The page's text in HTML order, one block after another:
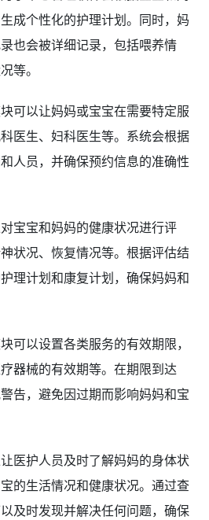
成个性化的护理计划。同时，妈
也会被详细记录，包括喂养情
等。
可以让妈妈或宝宝在需要特定服
医生、妇科医生等。系统会根据
人员，并确保预约信息的准确性
宝宝和妈妈的健康状况进行评
状况、恢复情况等。根据评估结
理计划和康复计划，确保妈妈和
可以设置各类服务的有效期限，
器械的有效期等。在期限到达
告，避免因过期而影响妈妈和宝
医护人员及时了解妈妈的身体状
的生活情况和健康状况。通过查
及时发现并解决任何问题，确保